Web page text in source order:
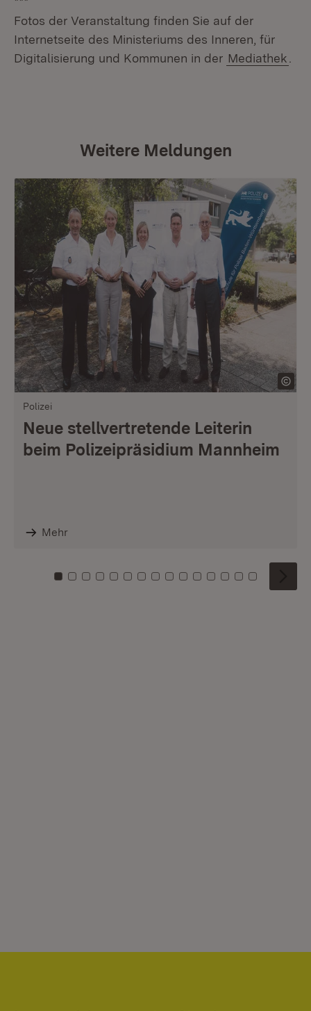
Fotos der Veranstaltung finden Sie auf der
Internetseite des Ministeriums des Inneren, für
Digitalisierung und Kommunen in der Mediathek
Weitere Meldungen
Polizei
Neue stellvertretende Leiterin
beim Polizeipräsidium Mannheim
Mehr
Zu Kachel: 0
Zu Kachel: 1
Zu Kachel: 2
Zu Kachel: 3
Zu Kachel: 4
Zu Kachel: 5
Zu Kachel: 6
Zu Kachel: 7
Zu Kachel: 8
Zu Kachel: 9
Zu Kachel: 10
Zu Kachel: 11
Zu Kachel: 12
Zu Kachel:
Zu